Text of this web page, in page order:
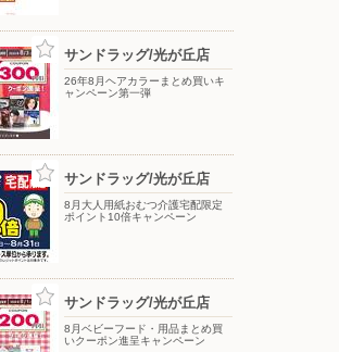
ドラッグセイムス 板橋向原店
〒173-0036 東京都板橋区向原2-8-2
ファッションセンターしまむら/西大和団
地店
サンドラッグ/光が丘店
26年8月ヘアカラーまとめ買いキ
ャンペーン第一弾
サンドラッグ/光が丘店
8月大人用紙おむつ介護宅配限定
ポイント10倍キャンペーン
サンドラッグ/光が丘店
8月ベビーフード・用品まとめ買
いクーポン進呈キャンペーン